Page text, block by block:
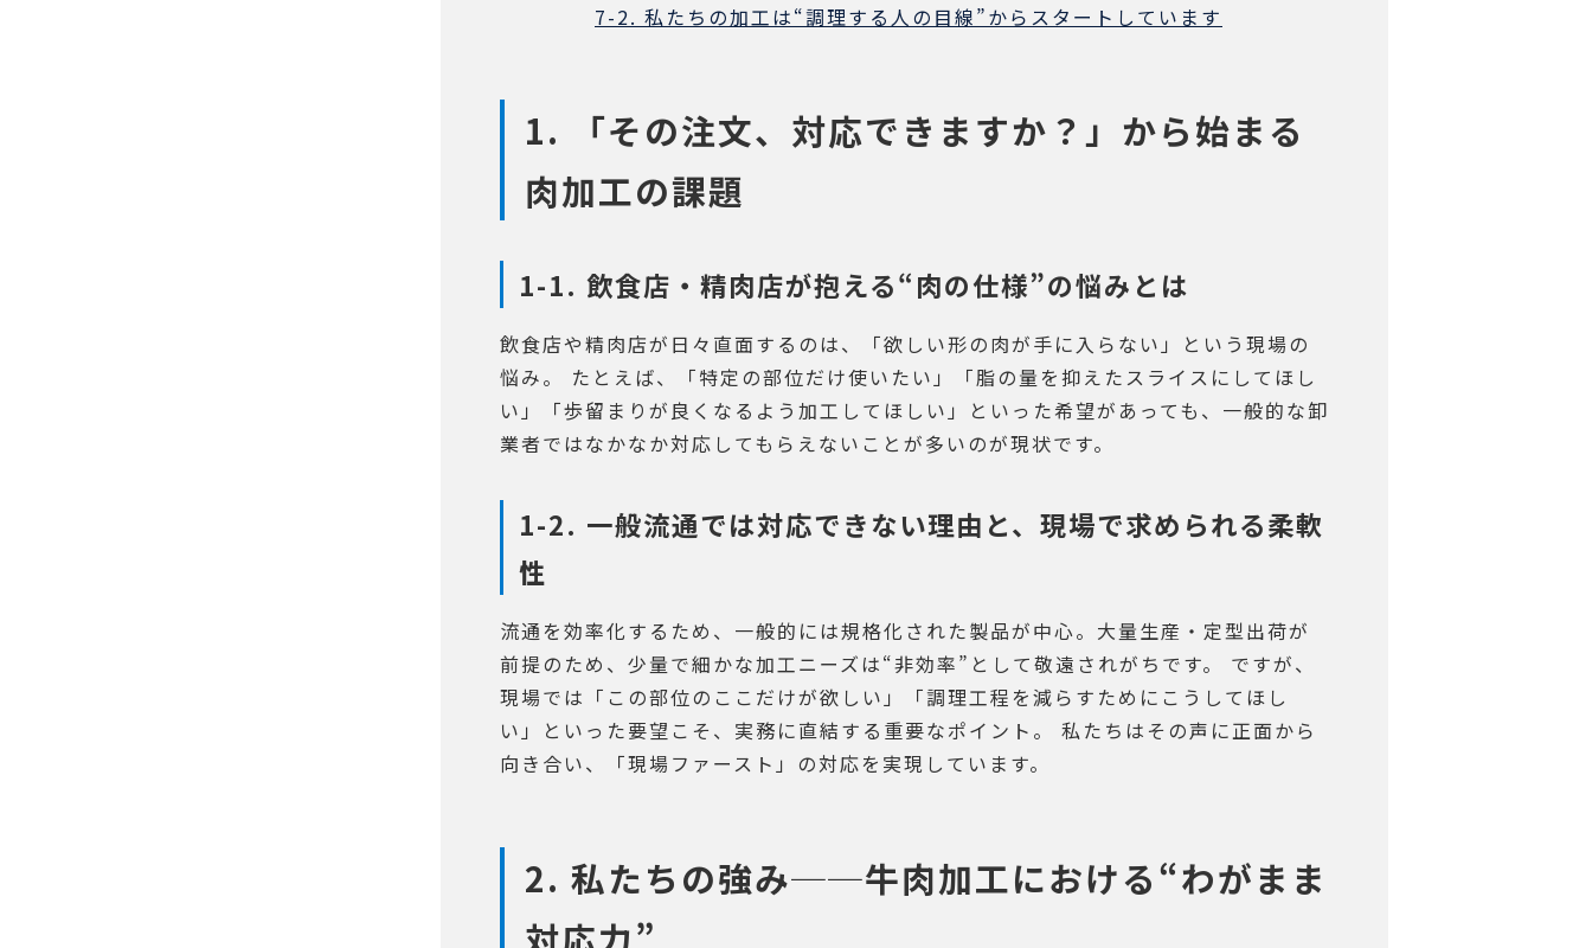
7-2. 私たちの加工は“調理する人の目線”からスタートしています
1. 「その注文、対応できますか？」から始まる
肉加工の課題
1-1. 飲食店・精肉店が抱える“肉の仕様”の悩みとは
飲食店や精肉店が日々直面するのは、「欲しい形の肉が手に入らない」という現場の
悩み。 たとえば、「特定の部位だけ使いたい」「脂の量を抑えたスライスにしてほし
い」「歩留まりが良くなるよう加工してほしい」といった希望があっても、一般的な卸
業者ではなかなか対応してもらえないことが多いのが現状です。
1-2. 一般流通では対応できない理由と、現場で求められる柔軟
性
流通を効率化するため、一般的には規格化された製品が中心。大量生産・定型出荷が
前提のため、少量で細かな加工ニーズは“非効率”として敬遠されがちです。 ですが、
現場では「この部位のここだけが欲しい」「調理工程を減らすためにこうしてほし
い」といった要望こそ、実務に直結する重要なポイント。 私たちはその声に正面から
向き合い、「現場ファースト」の対応を実現しています。
2. 私たちの強み──牛肉加工における“わがまま
対応力”